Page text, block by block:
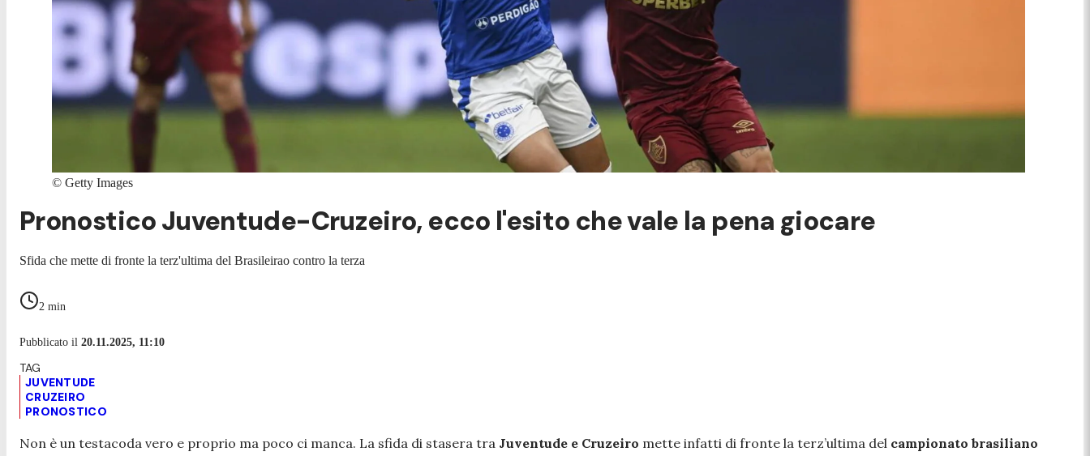
© Getty Images
Pronostico Juventude-Cruzeiro, ecco l'esito che vale la pena giocare
Sfida che mette di fronte la terz'ultima del Brasileirao contro la terza
2 min
Pubblicato il 20.11.2025, 11:10
JUVENTUDE
CRUZEIRO
PRONOSTICO
Non è un testacoda vero e proprio ma poco ci manca. La sfida di stasera tra Juventude e Cruzeiro mette infatti di fronte la terz’ultima del campionato brasiliano